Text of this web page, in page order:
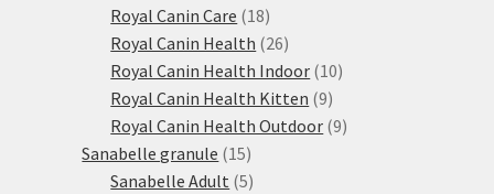
Royal Canin Care 1818
produktů
Royal Canin Health 2626
produktů
Royal Canin Health Indoor 1010
Royal Canin Health Kitten 99
produktů
Royal Canin Health Outdoor 99
Sanabelle granule 1515
produktů
Sanabelle Adult 55